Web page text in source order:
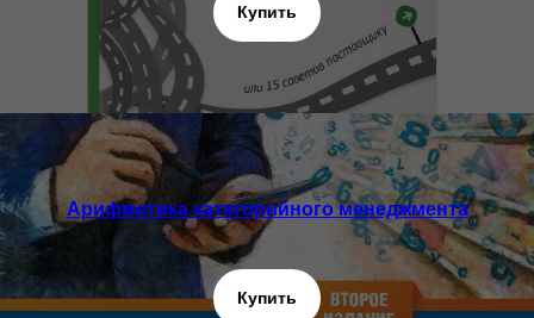
Купить
Арифметика категорийного менеджмента
Купить